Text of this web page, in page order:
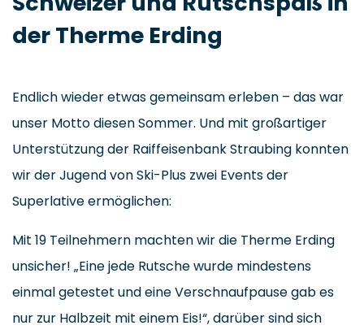
der Therme Erding
Endlich wieder etwas gemeinsam erleben – das war
unser Motto diesen Sommer. Und mit großartiger
Unterstützung der Raiffeisenbank Straubing konnten
wir der Jugend von Ski-Plus zwei Events der
Superlative ermöglichen:
Mit 19 Teilnehmern machten wir die Therme Erding
unsicher! „Eine jede Rutsche wurde mindestens
einmal getestet und eine Verschnaufpause gab es
nur zur Halbzeit mit einem Eis!“, darüber sind sich